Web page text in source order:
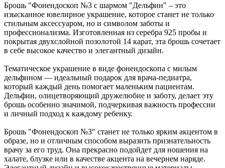
Брошь "Фонендоскоп №3 с шармом "Дельфин" – это
изысканное ювелирное украшение, которое станет не только
стильным аксессуаром, но и символом заботы и
профессионализма. Изготовленная из серебра 925 пробы и
покрытая двухслойной позолотой 14 карат, эта брошь сочетает
в себе высокое качество и элегантный дизайн.
Тематическое украшение в виде фонендоскопа с милым
дельфином — идеальный подарок для врача-педиатра,
который каждый день помогает маленьким пациентам.
Дельфин, олицетворяющий дружелюбие и заботу, делает эту
брошь особенно значимой, подчеркивая важность профессии
и личный подход к каждому ребенку.
Брошь "Фонендоскоп №3" станет не только ярким акцентом в
образе, но и отличным способом выразить признательность
врачу за его труд. Она прекрасно подойдет для ношения на
халате, блузке или в качестве акцента на вечернем наряде.